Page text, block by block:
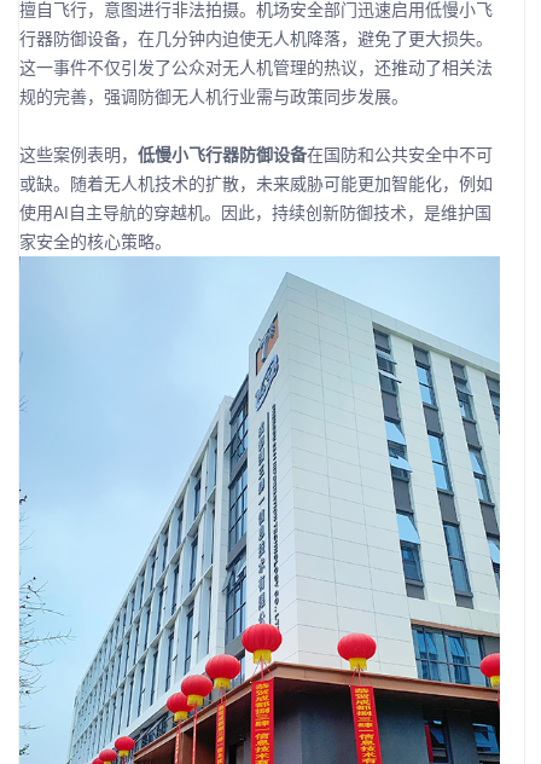
擅自飞行，意图进行非法拍摄。机场安全部门迅速启用低慢小飞
行器防御设备，在几分钟内迫使无人机降落，避免了更大损失。
这一事件不仅引发了公众对无人机管理的热议，还推动了相关法
规的完善，强调防御无人机行业需与政策同步发展。
这些案例表明， 低慢小飞行器防御设备在国防和公共安全中不可
或缺。随着无人机技术的扩散，未来威胁可能更加智能化，例如
使用AI自主导航的穿越机。因此，持续创新防御技术，是维护国
家安全的核心策略。